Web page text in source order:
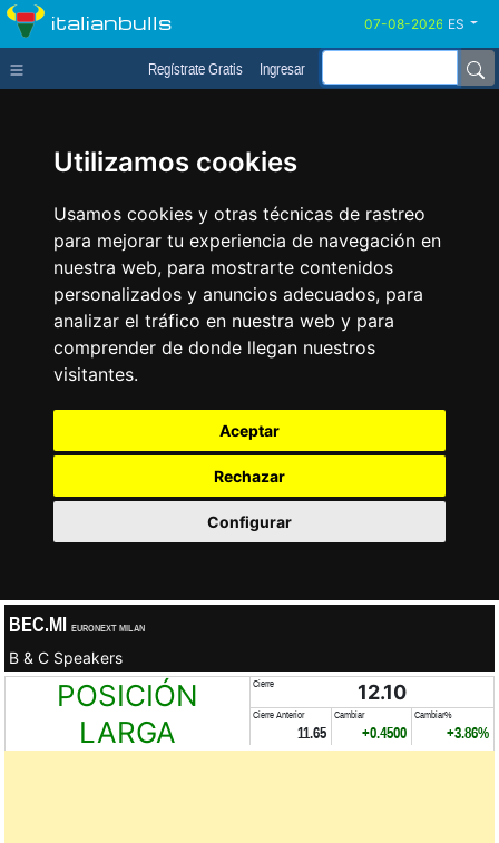
Utilizamos cookies
Usamos cookies y otras técnicas de rastreo
para mejorar tu experiencia de navegación en
nuestra web, para mostrarte contenidos
personalizados y anuncios adecuados, para
analizar el tráfico en nuestra web y para
comprender de donde llegan nuestros
visitantes.
Aceptar
Rechazar
Configurar
italianbulls ES
Regístrate Gratis Ingresar
BEC.MI EURONEXT MILAN
B & C Speakers
POSICIÓN
LARGA
Cierre 12.10
Cierre Anterior
11.65
Cambiar
+0.4500
Cambiar%
+3.86%